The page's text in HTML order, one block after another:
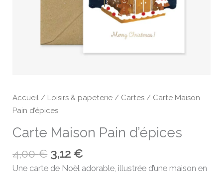
Accueil / Loisirs & papeterie / Cartes / Carte Maison
Pain d’épices
Carte Maison Pain d’épices
4,00€ 3,12€
Une carte de Noël adorable, illustrée d’une maison en